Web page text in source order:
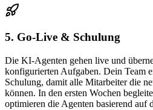
5. Go-Live & Schulung
Die KI-Agenten gehen live und
konfigurierten Aufgaben. Dein Team
Schulung, damit alle Mitarbeiter die
können. In den ersten Wochen
optimieren die Agenten basierend auf